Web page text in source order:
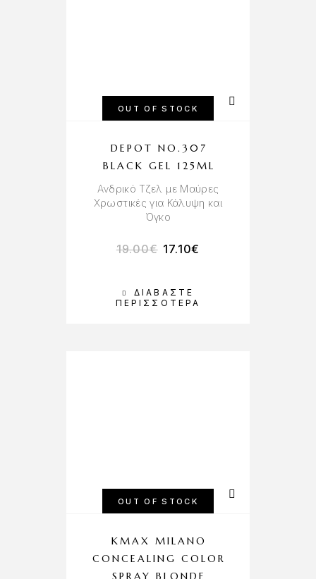
OUT OF STOCK
ΔΙΑΒΆΣΤΕ
ΠΕΡΙΣΣΌΤΕΡΑ
DEPOT NO.307
BLACK GEL 125ML
Ανδρικό Τζελ με Μαύρες
Χρωστικές για Κάλυψη και
Όγκο
19.00€ 17.10€
OUT OF STOCK
KMAX MILANO
CONCEALING COLOR
SPRAY BLONDE